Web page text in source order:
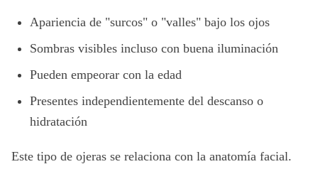
Apariencia de "surcos" o "valles" bajo los ojos
Sombras visibles incluso con buena iluminación
Pueden empeorar con la edad
Presentes independientemente del descanso o
hidratación
Este tipo de ojeras se relaciona con la anatomía facial.